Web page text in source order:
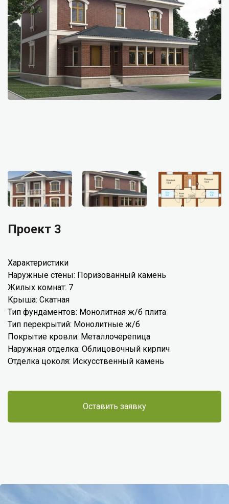
Проект 3
Характеристики
Наружные стены: Поризованный камень
Жилых комнат: 7
Крыша: Скатная
Тип фундаментов: Монолитная ж/б плита
Тип перекрытий: Монолитные ж/б
Покрытие кровли: Металлочерепица
Наружная отделка: Облицовочный кирпич
Отделка цоколя: Искусственный камень
Оставить заявку